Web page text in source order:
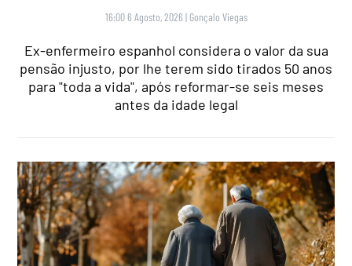
16:00 6 Agosto, 2026 | Gonçalo Viegas
Ex-enfermeiro espanhol considera o valor da sua
pensão injusto, por lhe terem sido tirados 50 anos
para "toda a vida", após reformar-se seis meses
antes da idade legal